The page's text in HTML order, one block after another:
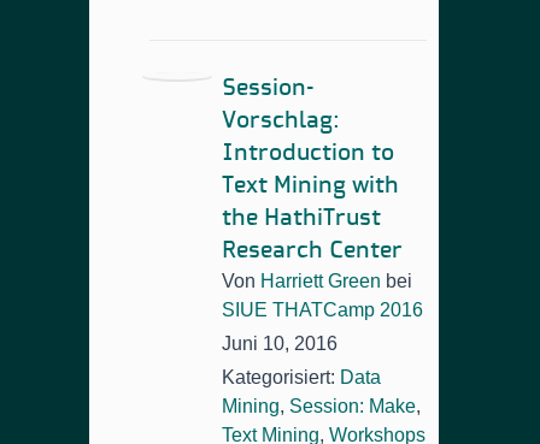
Session-
Vorschlag:
Introduction to
Text Mining with
the HathiTrust
Research Center
Von Harriett Green bei
SIUE THATCamp 2016
Juni 10, 2016
Kategorisiert: Data
Mining, Session: Make,
Text Mining, Workshops